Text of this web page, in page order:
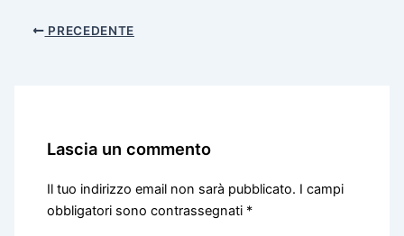
PRECEDENTE
Lascia un commento
Il tuo indirizzo email non sarà pubblicato. I campi
obbligatori sono contrassegnati *